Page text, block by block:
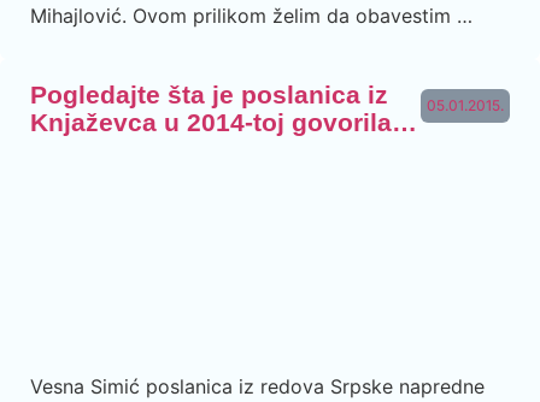
Mihajlović. Ovom prilikom želim da obavestim …
05.01.2015.
Pogledajte šta je poslanica iz
Knjaževca u 2014-toj govorila…
Vesna Simić poslanica iz redova Srpske napredne